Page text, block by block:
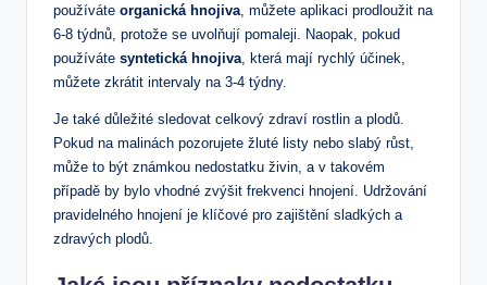
používáte organická hnojiva , můžete aplikaci prodloužit na
6-8 týdnů, protože se uvolňují pomaleji. Naopak, pokud
používáte syntetická hnojiva , která mají rychlý účinek,
můžete zkrátit intervaly na 3-4 týdny.
Je také důležité sledovat celkový zdraví rostlin a plodů.
Pokud na malinách pozorujete žluté listy nebo slabý růst,
může to být známkou nedostatku živin, a v takovém
případě by bylo vhodné zvýšit frekvenci hnojení. Udržování
pravidelného hnojení je klíčové pro zajištění sladkých a
zdravých plodů.